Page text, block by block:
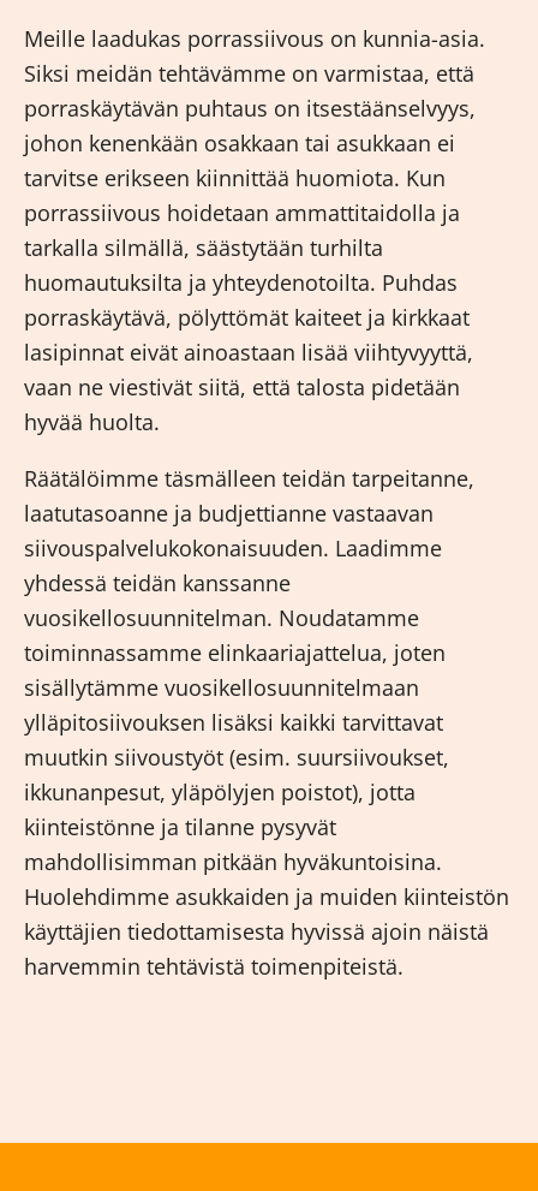
Meille laadukas porrassiivous on kunnia-asia.
Siksi meidän tehtävämme on varmistaa, että
porraskäytävän puhtaus on itsestäänselvyys,
johon kenenkään osakkaan tai asukkaan ei
tarvitse erikseen kiinnittää huomiota. Kun
porrassiivous hoidetaan ammattitaidolla ja
tarkalla silmällä, säästytään turhilta
huomautuksilta ja yhteydenotoilta. Puhdas
porraskäytävä, pölyttömät kaiteet ja kirkkaat
lasipinnat eivät ainoastaan lisää viihtyvyyttä,
vaan ne viestivät siitä, että talosta pidetään
hyvää huolta.
Räätälöimme täsmälleen teidän tarpeitanne,
laatutasoanne ja budjettianne vastaavan
siivouspalvelukokonaisuuden. Laadimme
yhdessä teidän kanssanne
vuosikellosuunnitelman. Noudatamme
toiminnassamme elinkaariajattelua, joten
sisällytämme vuosikellosuunnitelmaan
ylläpitosiivouksen lisäksi kaikki tarvittavat
muutkin siivoustyöt (esim. suursiivoukset,
ikkunanpesut, yläpölyjen poistot), jotta
kiinteistönne ja tilanne pysyvät
mahdollisimman pitkään hyväkuntoisina.
Huolehdimme asukkaiden ja muiden kiinteistön
käyttäjien tiedottamisesta hyvissä ajoin näistä
harvemmin tehtävistä toimenpiteistä.